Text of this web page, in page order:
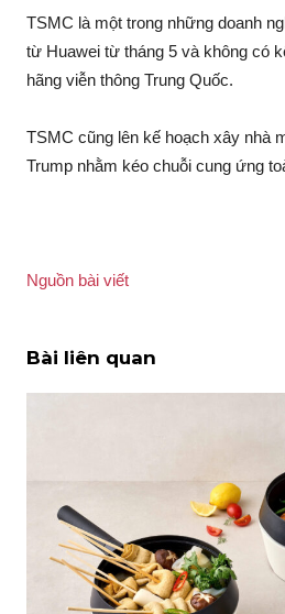
TSMC là một trong những doanh
từ Huawei từ tháng 5 và không có
hãng viễn thông Trung Quốc.
TSMC cũng lên kế hoạch xây nhà
Trump nhằm kéo chuỗi cung ứng
Nguồn bài viết
Bài liên quan